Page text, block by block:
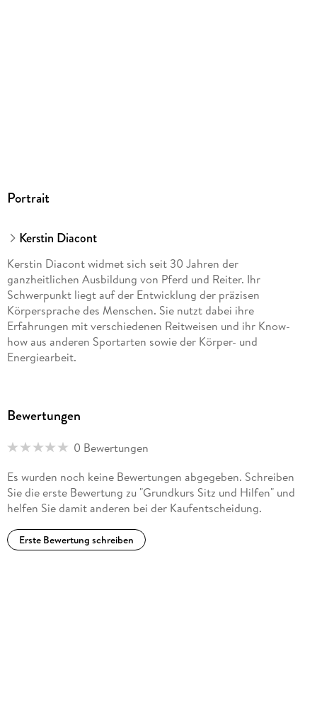
Portrait
Kerstin Diacont
Kerstin Diacont widmet sich seit 30 Jahren der
ganzheitlichen Ausbildung von Pferd und Reiter. Ihr
Schwerpunkt liegt auf der Entwicklung der präzisen
Körpersprache des Menschen. Sie nutzt dabei ihre
Erfahrungen mit verschiedenen Reitweisen und ihr Know-
how aus anderen Sportarten sowie der Körper- und
Energiearbeit.
Bewertungen
0 Bewertungen
Es wurden noch keine Bewertungen abgegeben. Schreiben
Sie die erste Bewertung zu "Grundkurs Sitz und Hilfen" und
helfen Sie damit anderen bei der Kaufentscheidung.
Erste Bewertung schreiben